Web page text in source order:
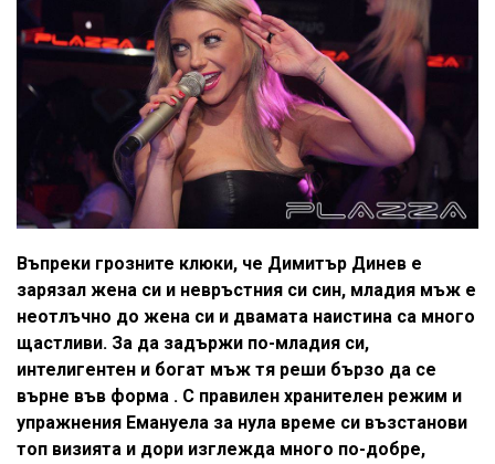
Въпреки грозните клюки, че Димитър Динев е
зарязал жена си и невръстния си син, младия мъж е
неотлъчно до жена си и двамата наистина са много
щастливи. За да задържи по-младия си,
интелигентен и богат мъж тя реши бързо да се
върне във форма . С правилен хранителен режим и
упражнения Емануела за нула време си възстанови
топ визията и дори изглежда много по-добре,